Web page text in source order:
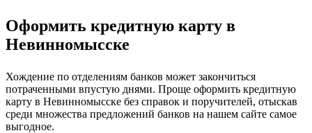
Оформить кредитную карту в
Невинномысске
Хождение по отделениям банков может закончиться
потраченными впустую днями. Проще оформить кредитную
карту в Невинномысске без справок и поручителей, отыскав
среди множества предложений банков на нашем сайте самое
выгодное.